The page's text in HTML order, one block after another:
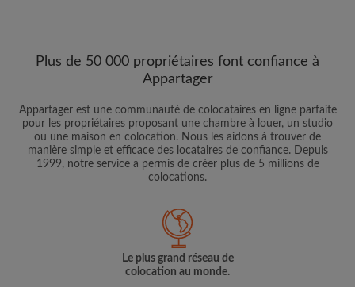
Plus de 50 000 propriétaires font confiance à
Appartager
Appartager est une communauté de colocataires en ligne parfaite
pour les propriétaires proposant une chambre à louer, un studio
ou une maison en colocation. Nous les aidons à trouver de
manière simple et efficace des locataires de confiance. Depuis
1999, notre service a permis de créer plus de 5 millions de
colocations.
Le plus grand réseau de
colocation au monde.